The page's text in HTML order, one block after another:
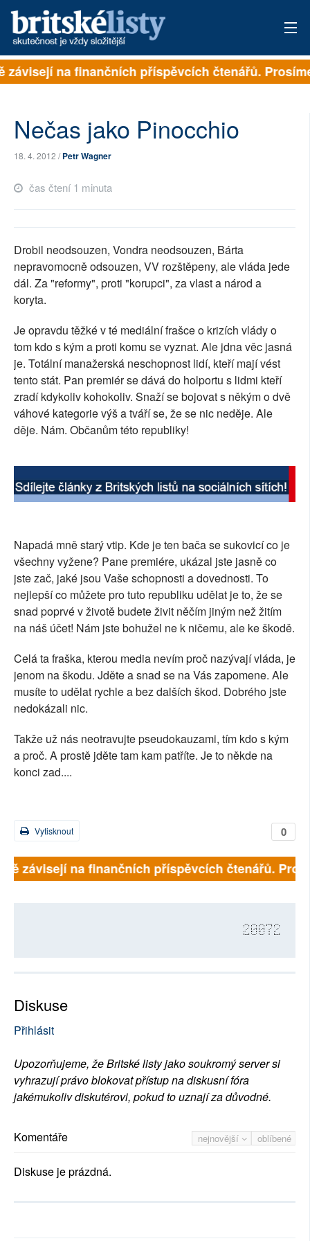
PŘIHLÁSIT
ARCHIV
AUTOŘI
PŘÍSPĚVKY NA PROVOZ
SOCIÁLNÍ SÍTĚ
RUBRIKY
PLNÁ VERZE STRÁNEK
na finančních příspěvcích čtenářů.
Nečas jako Pinocchio
18. 4. 2012 /Petr Wagner
čas čtení 1 minuta
Drobil neodsouzen, Vondra neodsouzen, Bárta
nepravomocně odsouzen, VV rozštěpeny, ale vláda jede
dál. Za "reformy", proti "korupci", za vlast a národ a
koryta.
Je opravdu těžké v té mediální frašce o krizích vlády o
tom kdo s kým a proti komu se vyznat. Ale jdna věc jasná
je. Totální manažerská neschopnost lidí, kteří mají vést
tento stát. Pan premiér se dává do holportu s lidmi kteří
zradí kdykoliv kohokoliv. Snaží se bojovat s někým o dvě
váhové kategorie výš a tváří se, že se nic neděje. Ale
děje. Nám. Občanům této republiky!
Napadá mně starý vtip. Kde je ten bača se sukovicí co je
všechny vyžene? Pane premiére, ukázal jste jasně co
jste zač, jaké jsou Vaše schopnosti a dovednosti. To
nejlepší co můžete pro tuto republiku udělat je to, že se
snad poprvé v životě budete živit něčím jiným než žitím
na náš účet! Nám jste bohužel ne k ničemu, ale ke škodě.
Celá ta fraška, kterou media nevím proč nazývají vláda, je
jenom na škodu. Jděte a snad se na Vás zapomene. Ale
musíte to udělat rychle a bez dalších škod. Dobrého jste
nedokázali nic.
Takže už nás neotravujte pseudokauzami, tím kdo s kým
a proč. A prostě jděte tam kam patříte. Je to někde na
konci zad....
0
Vytisknout
závisejí na finančních příspěvcích čtenářů.
20072
Diskuse
Přihlásit
Upozorňujeme, že Britské listy jako soukromý server si
vyhrazují právo blokovat přístup na diskusní fóra
jakémukoliv diskutérovi, pokud to uznají za důvodné.
nejnovější oblíbené
Komentáře
Diskuse je prázdná.